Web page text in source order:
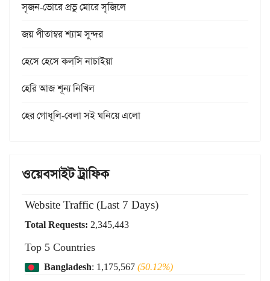
সৃজন-ভোরে প্রভু মোরে সৃজিলে
জয় পীতাম্বর শ্যাম সুন্দর
হেসে হেসে কল্‌সি নাচাইয়া
হেরি আজ শূন্য নিখিল
হের গোধূলি-বেলা সই ঘনিয়ে এলো
ওয়েবসাইট ট্রাফিক
Website Traffic (Last 7 Days)
Total Requests: 2,345,443
Top 5 Countries
Bangladesh: 1,175,567(50.12%)